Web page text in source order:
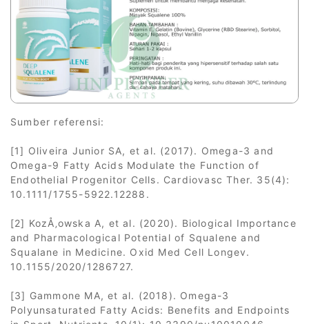
Sumber referensi:
[1] Oliveira Junior SA, et al. (2017). Omega-3 and
Omega-9 Fatty Acids Modulate the Function of
Endothelial Progenitor Cells. Cardiovasc Ther. 35(4):
10.1111/1755-5922.12288.
[2] KozÅ‚owska A, et al. (2020). Biological Importance
and Pharmacological Potential of Squalene and
Squalane in Medicine. Oxid Med Cell Longev.
10.1155/2020/1286727.
[3] Gammone MA, et al. (2018). Omega-3
Polyunsaturated Fatty Acids: Benefits and Endpoints